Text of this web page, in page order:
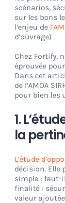
scénarios,
sur les bons
l’enjeu de
d’ouvrage)
Chez Fortify,
éprouvée
Dans cet
de l’AMOA
pour bien les
1.
la
L’étude
décision. Elle
simple : faut-
finalité :
valeur